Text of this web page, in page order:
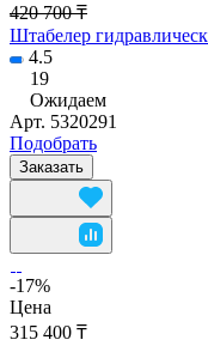
420 700 ₸
Штабелер
4.5
19
Ожидаем
Арт. 5320291
Подобрать
Заказать
-17%
Цена
315 400 ₸